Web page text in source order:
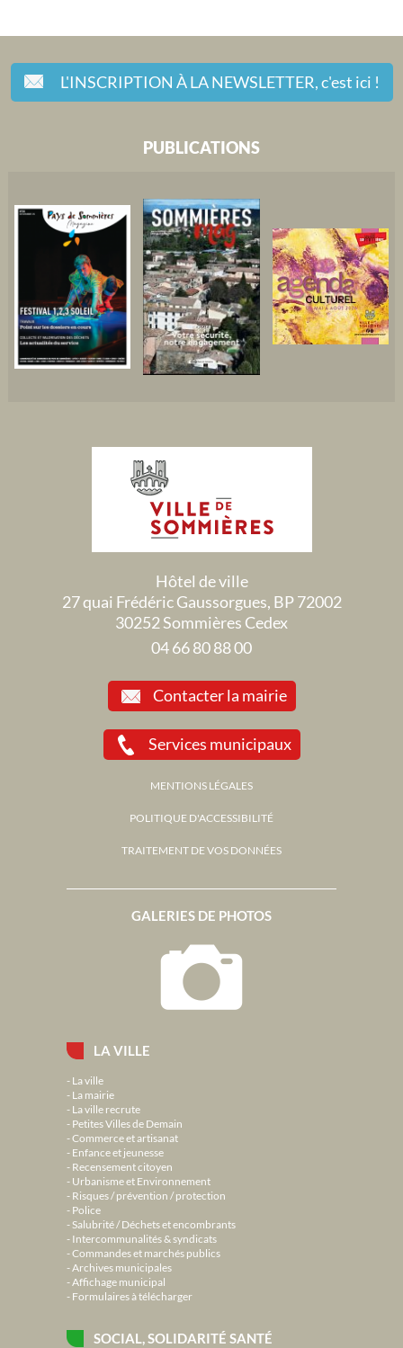
L'INSCRIPTION À LA NEWSLETTER,c'est ici !
LA VILLE
La ville
La mairie
La ville recrute
Petites Villes de Demain
Commerce et artisanat
Enfance et jeunesse
Recensement citoyen
Urbanisme et Environnement
Risques / prévention / protection
Police
Salubrité / Déchets et encombrants
Intercommunalités & syndicats
Commandes et marchés publics
Archives municipales
Affichage municipal
Formulaires à télécharger
SOCIAL, SOLIDARITÉ SANTÉ
GALERIES DE PHOTOS
PUBLICATIONS
Hôtel de ville
27 quai Frédéric Gaussorgues, BP 72002
30252 Sommières Cedex
04 66 80 88 00
Contacter la mairie
Services municipaux
MENTIONS LÉGALES
POLITIQUE D'ACCESSIBILITÉ
TRAITEMENT DE VOS DONNÉES